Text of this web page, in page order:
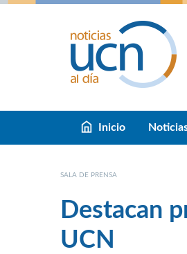
Inicio
SALA DE PRENSA
Destacan
UCN